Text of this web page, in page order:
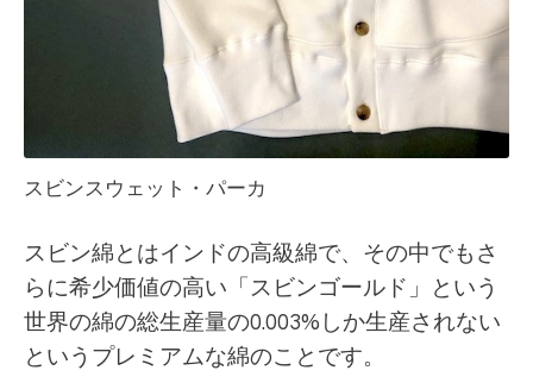
スビンスウェット・パーカ
スビン綿とはインドの高級綿で、その中でもさ
らに希少価値の高い「スビンゴールド」という
世界の綿の総生産量の0.003%しか生産されない
というプレミアムな綿のことです。